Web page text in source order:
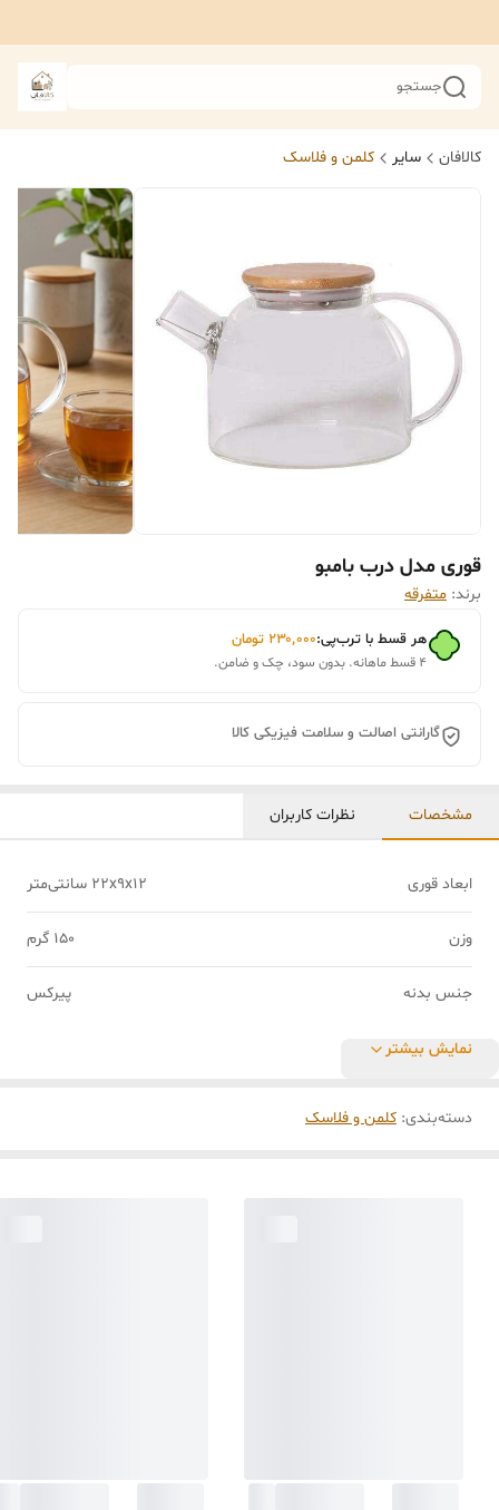
جستجو
کالافان سایر کلمن و فلاسک
قوری مدل درب بامبو
برند: متفرقه
هر قسط با ترب‌پی:۲۳۰٬۰۰۰ تومان
۴ قسط ماهانه. بدون سود، چک و ضامن.
گارانتی اصالت و سلامت فیزیکی کالا
مشخصات نظرات کاربران
ابعاد قوری 22x9x12 سانتی‌متر
وزن 150 گرم
جنس بدنه پیرکس
نمایش بیشتر
دسته‌بندی: کلمن و فلاسک